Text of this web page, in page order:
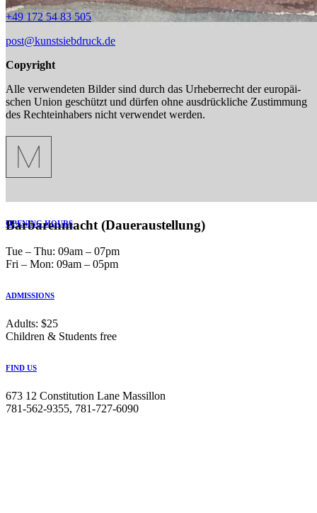
Bar­ba­ren­macht (Dauer­austellung)
+49 172 54 83 505
post@kunstsiebdruck.de
Copy­right
Alle ver­wen­de­ten Bilder sind durch das Urhe­ber­recht der euro­päi­
schen Union geschützt und dürfen ohne aus­drück­li­che Zustim­mung
des Rech­te­inha­bers nicht ver­wen­det werden.
OPENING HOURS
Tue ‒ Thu: 09am ‒ 07pm
Fri ‒ Mon: 09am ‒ 05pm
ADMISSIONS
Adults: $25
Children & Students free
FIND US
673 12 Constitution Lane Massillon
781-562-9355, 781-727-6090